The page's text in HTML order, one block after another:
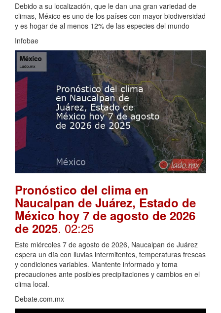
Debido a su localización, que le dan una gran variedad de
climas, México es uno de los países con mayor biodiversidad
y es hogar de al menos 12% de las especies del mundo
Infobae
Pronóstico del clima en
Naucalpan de Juárez, Estado de
México hoy 7 de agosto de 2026
de 2025. 02:25
Este miércoles 7 de agosto de 2026, Naucalpan de Juárez
espera un día con lluvias intermitentes, temperaturas frescas
y condiciones variables. Mantente informado y toma
precauciones ante posibles precipitaciones y cambios en el
clima local.
Debate.com.mx